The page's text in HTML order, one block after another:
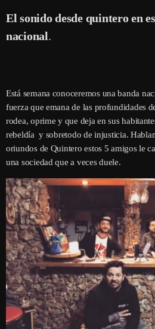
El sonido desde quintero en
nacional.
Está semana conoceremos una banda
fuerza que emana de las profundidades
rodea, oprime y que deja en sus
rebeldía y sobretodo de injusticia.
oriundos de Quintero estos 5 amigos le
una sociedad que a veces duele.